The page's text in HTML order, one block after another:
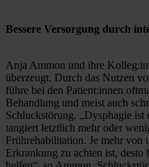
Bessere Versorgung durch
Anja Ammon und ihre
überzeugt. Durch das Nutzen
führe bei den Patient:innen
Behandlung und meist auch
Schluckstörung. „Dysphagie
tangiert letztlich mehr oder
Frührehabilitation. Je mehr von
Erkrankung zu achten ist,